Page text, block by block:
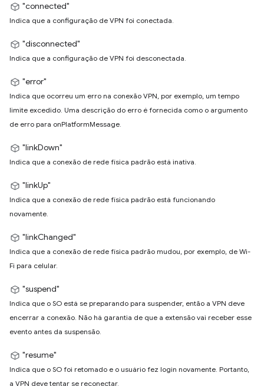
"connected"
Indica que a configuração de VPN foi conectada.
"disconnected"
Indica que a configuração de VPN foi desconectada.
"error"
Indica que ocorreu um erro na conexão VPN, por exemplo, um tempo
limite excedido. Uma descrição do erro é fornecida como o argumento
de erro para onPlatformMessage.
"linkDown"
Indica que a conexão de rede física padrão está inativa.
"linkUp"
Indica que a conexão de rede física padrão está funcionando
novamente.
"linkChanged"
Indica que a conexão de rede física padrão mudou, por exemplo, de Wi-
Fi para celular.
"suspend"
Indica que o SO está se preparando para suspender, então a VPN deve
encerrar a conexão. Não há garantia de que a extensão vai receber esse
evento antes da suspensão.
"resume"
Indica que o SO foi retomado e o usuário fez login novamente. Portanto,
a VPN deve tentar se reconectar.